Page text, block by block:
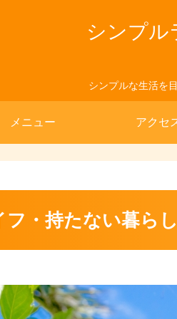
シンプル
シンプルな生活を
メニュー アクセ
フ・持たない暮ら